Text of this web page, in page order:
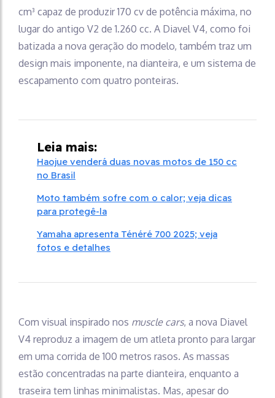
cm³ capaz de produzir 170 cv de potência máxima, no
lugar do antigo V2 de 1.260 cc. A Diavel V4, como foi
batizada a nova geração do modelo, também traz um
design mais imponente, na dianteira, e um sistema de
escapamento com quatro ponteiras.
Leia mais:
Haojue venderá duas novas motos de 150 cc
no Brasil
Moto também sofre com o calor; veja dicas
para protegê-la
Yamaha apresenta Ténéré 700 2025; veja
fotos e detalhes
Com visual inspirado nos muscle cars, a nova Diavel
V4 reproduz a imagem de um atleta pronto para largar
em uma corrida de 100 metros rasos. As massas
estão concentradas na parte dianteira, enquanto a
traseira tem linhas minimalistas. Mas, apesar do